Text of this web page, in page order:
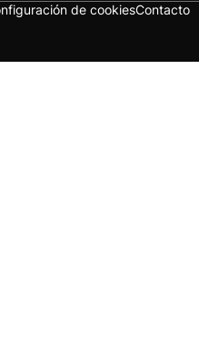
de cookiesContacto